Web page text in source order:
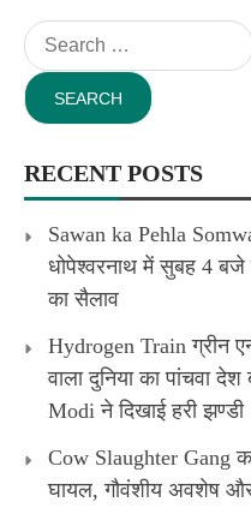
Search
for:
RECENT POSTS
Sawan ka Pehla
धोपेश्वरनाथ में सुबह 4
का सैलाव
Hydrogen Train ग्रीन
वाला दुनिया का पांचवा
Modi ने दिखाई हरी झण्डी
Cow Slaughter Gang
घायल, गौवंशीय अवशेष